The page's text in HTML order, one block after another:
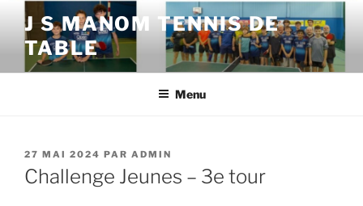
contenu
principal
J S MANOM TENNIS DE
TABLE
Menu
PUBLIÉ
LE
27 MAI 2024 PAR ADMIN
Challenge Jeunes – 3e tour